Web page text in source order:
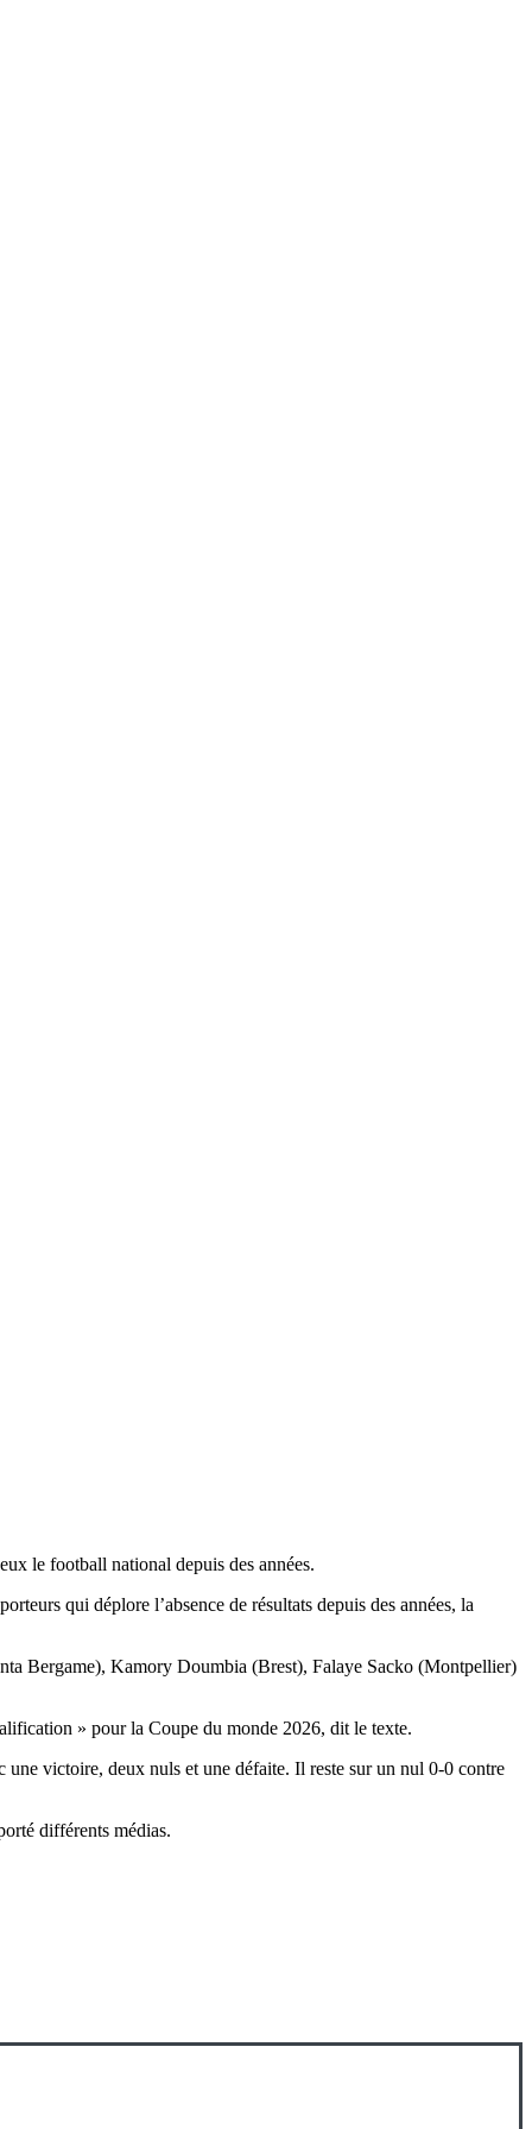
le football national depuis des années.
qui déplore l’absence de résultats depuis des années, la
Bergame), Kamory Doumbia (Brest), Falaye Sacko (Montpellier)
» pour la Coupe du monde 2026, dit le texte.
victoire, deux nuls et une défaite. Il reste sur un nul 0-0 contre
différents médias.